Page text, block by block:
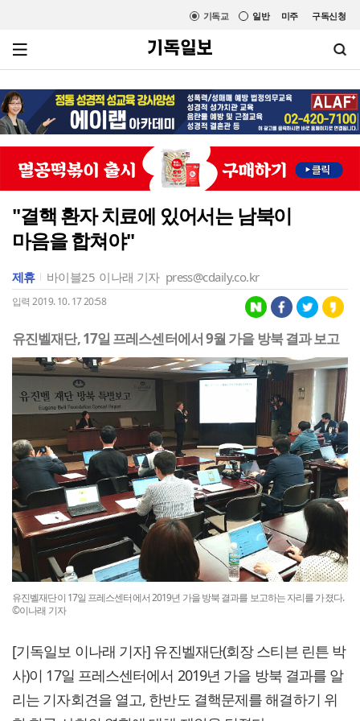
미주 구독신청
일반
기독교
"결핵 환자 치료에 있어서는 남북이
마음을 합쳐야"
제휴 바이블25 이나래 기자 press@cdaily.co.kr
입력 2019. 10. 17 20:58
유진벨재단, 17일 프레스센터에서 9월 가을 방북 결과 보고
유진벨재단이 17일 프레스센터에서 2019년 가을 방북 결과를 보고하는 자리를 가졌다.
©이나래 기자
[기독일보 이나래 기자] 유진벨재단(회장 스티븐 린튼 박
사)이 17일 프레스센터에서 2019년 가을 방북 결과를 알
리는 기자회견을 열고, 한반도 결핵문제를 해결하기 위